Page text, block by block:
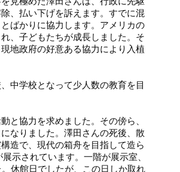
、払い下げを訴えます。すでに混
ばかりに協力します。アメリカの
、子どもたちが成長しました。そ
地政府の好意ある協力により入植
中学校となって少人数の教育を目
と協力を求めました。その傍ら、
なりました。澤田さんの死後、散
造で、現代の箱舟を目指して造ら
示されています。一階が展示室、
休館日でしたが、この日しか取れ